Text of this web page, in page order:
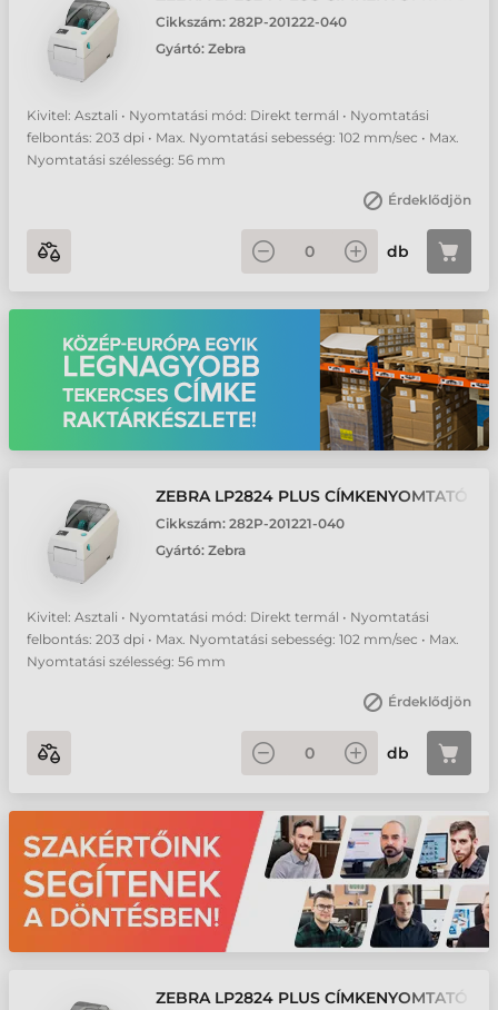
Cikkszám: 282P-201222-040
Gyártó: Zebra
Kivitel: Asztali • Nyomtatási mód: Direkt termál • Nyomtatási
felbontás: 203 dpi • Max. Nyomtatási sebesség: 102 mm/sec • Max.
Nyomtatási szélesség: 56 mm
Érdeklődjön
db
ZEBRA LP2824 PLUS CÍMKENYOMTATÓ
Cikkszám: 282P-201221-040
Gyártó: Zebra
Kivitel: Asztali • Nyomtatási mód: Direkt termál • Nyomtatási
felbontás: 203 dpi • Max. Nyomtatási sebesség: 102 mm/sec • Max.
Nyomtatási szélesség: 56 mm
Érdeklődjön
db
ZEBRA LP2824 PLUS CÍMKENYOMTATÓ